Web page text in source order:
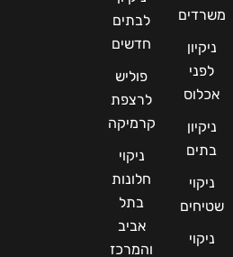
משרדים
ניקיון
לפני
אכלוס
ניקיון
בתים
ניקוי
שטיחים
ניקוי
לבתים
חדשים
פוליש
לרצפת
קרמיקה
ניקוי
חלונות
בתל
אביב
והמרכז